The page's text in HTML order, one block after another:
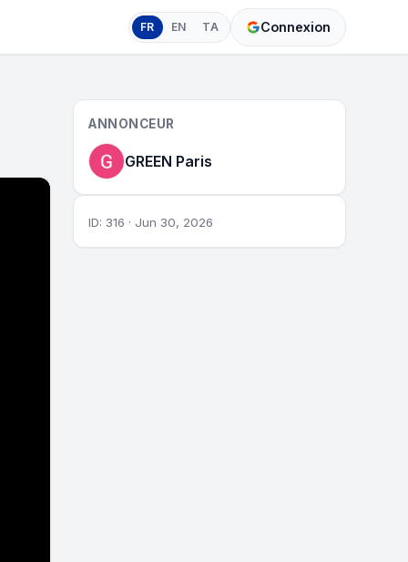
FR EN TA Connexion
ANNONCEUR
GREEN Paris
ID: 316 · Jun 30, 2026